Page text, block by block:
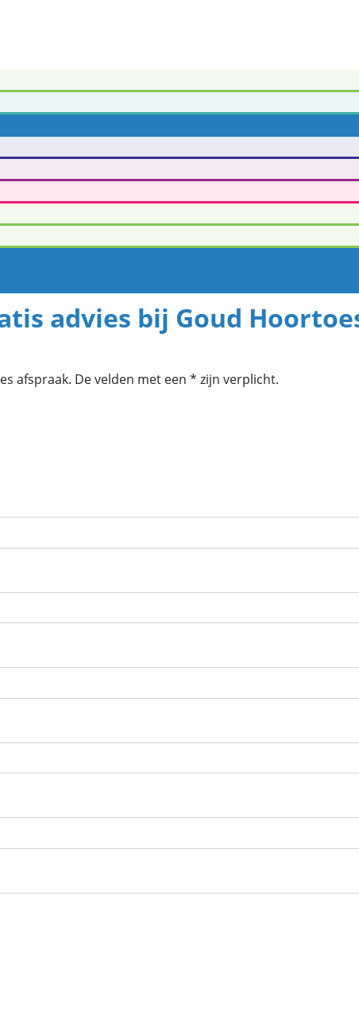
advies bij Goud
afspraak. De velden met een * zijn verplicht.